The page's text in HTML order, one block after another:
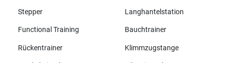
Stepper Langhantelstation
Functional Training Bauchtrainer
Rückentrainer Klimmzugstange